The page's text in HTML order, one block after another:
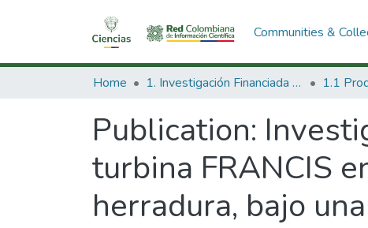
Communities &
Home 1. Investigación Financiada con Recursos Públicos
Publication:
turbina FRANCIS
herradura, bajo